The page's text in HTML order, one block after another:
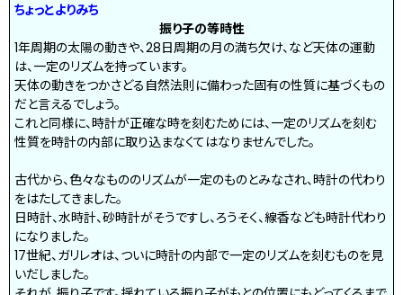
ちょっとよりみち
振り子の等時性
1年周期の太陽の動きや、28日周期の月の満ち欠け、など天体の運動
は、一定のリズムを持っています。
天体の動きをつかさどる自然法則に備わった固有の性質に基づくもの
だと言えるでしょう。
これと同様に、時計が正確な時を刻むためには、一定のリズムを刻む
性質を時計の内部に取り込まなくてはなりませんでした。
古代から、色々なもののリズムが一定のものとみなされ、時計の代わり
をはたしてきました。
日時計、水時計、砂時計がそうですし、ろうそく、線香なども時計代わり
になりました。
17世紀、ガリレオは、ついに時計の内部で一定のリズムを刻むものを見
いだしました。